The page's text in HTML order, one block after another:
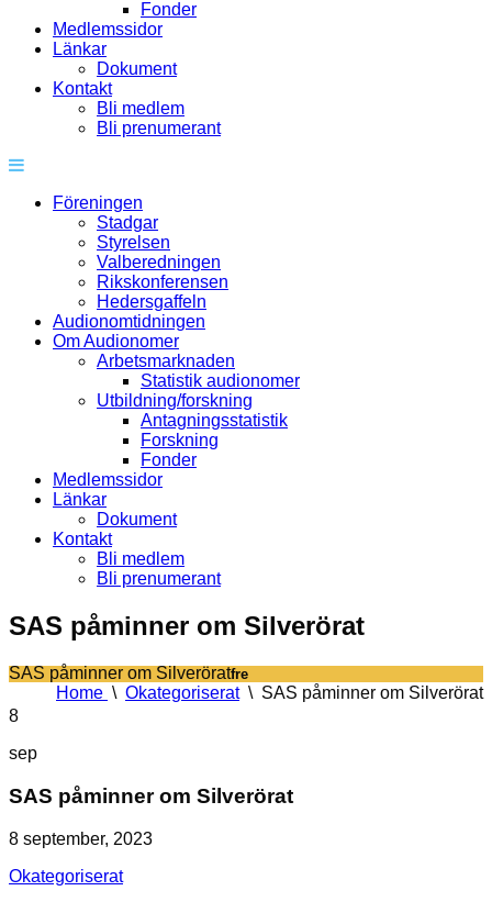
Fonder
Medlemssidor
Länkar
Dokument
Kontakt
Bli medlem
Bli prenumerant
Föreningen
Stadgar
Styrelsen
Valberedningen
Rikskonferensen
Hedersgaffeln
Audionomtidningen
Om Audionomer
Arbetsmarknaden
Statistik audionomer
Utbildning/forskning
Antagningsstatistik
Forskning
Fonder
Medlemssidor
Länkar
Dokument
Kontakt
Bli medlem
Bli prenumerant
SAS påminner om Silverörat
SAS påminner om Silverörat
Home \ Okategoriserat \ SAS påminner om Silverörat
fre
8
sep
SAS påminner om Silverörat
8 september, 2023
Okategoriserat